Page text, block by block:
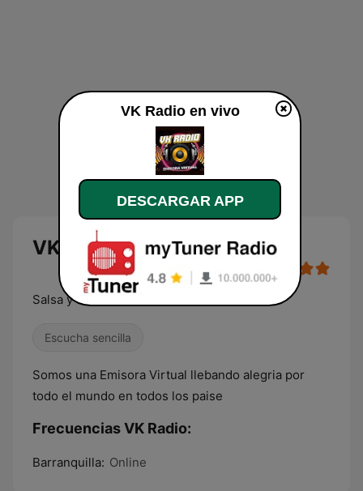
VK Radio en vivo
Salsa y verbena
Escucha sencilla
Somos una Emisora Virtual llebando alegria por
todo el mundo en todos los paise
Frecuencias VK Radio:
Barranquilla: Online
VK Radio en vivo
DESCARGAR APP